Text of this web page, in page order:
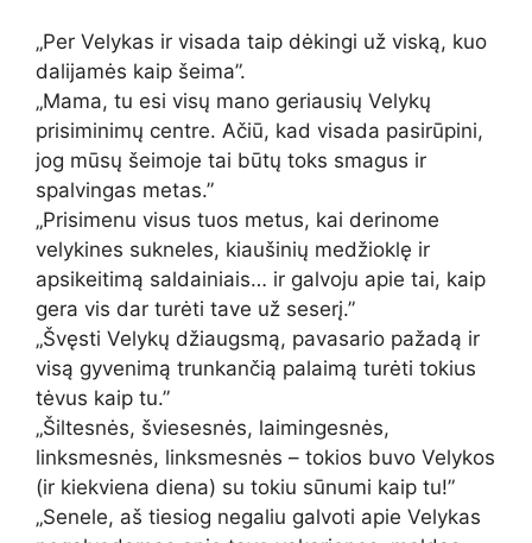
„Per Velykas ir visada taip dėkingi už viską, kuo
dalijamės kaip šeima”.
„Mama, tu esi visų mano geriausių Velykų
prisiminimų centre. Ačiū, kad visada pasirūpini,
jog mūsų šeimoje tai būtų toks smagus ir
spalvingas metas.”
„Prisimenu visus tuos metus, kai derinome
velykines sukneles, kiaušinių medžioklę ir
apsikeitimą saldainiais… ir galvoju apie tai, kaip
gera vis dar turėti tave už seserį.”
„Švęsti Velykų džiaugsmą, pavasario pažadą ir
visą gyvenimą trunkančią palaimą turėti tokius
tėvus kaip tu.”
„Šiltesnės, šviesesnės, laimingesnės,
linksmesnės, linksmesnės – tokios buvo Velykos
(ir kiekviena diena) su tokiu sūnumi kaip tu!”
„Senele, aš tiesiog negaliu galvoti apie Velykas